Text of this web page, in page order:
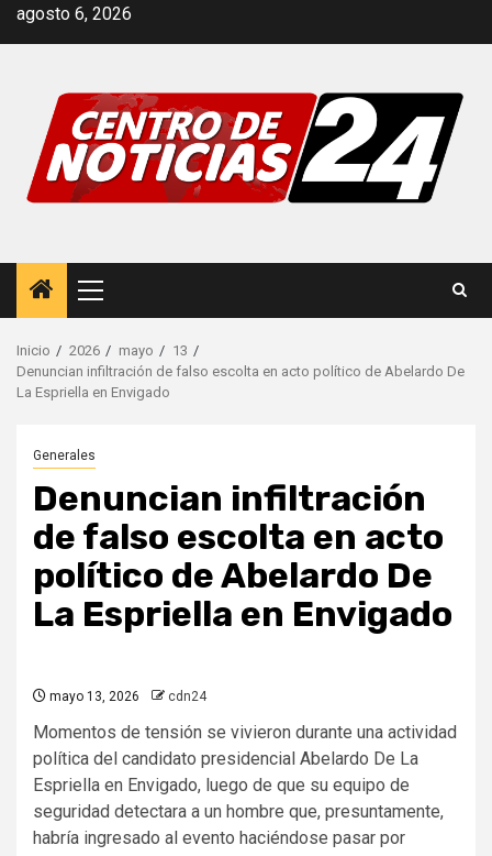
Saltar
agosto 6, 2026
Menú
principal
Inicio 2026 mayo
13
Denuncian infiltración de falso escolta en acto político de Abelardo De
La Espriella en Envigado
Generales
Denuncian infiltración
de falso escolta en acto
político de Abelardo De
La Espriella en Envigado
mayo 13, 2026 cdn24
Momentos de tensión se vivieron durante una actividad
política del candidato presidencial Abelardo De La
Espriella en Envigado, luego de que su equipo de
seguridad detectara a un hombre que, presuntamente,
habría ingresado al evento haciéndose pasar por